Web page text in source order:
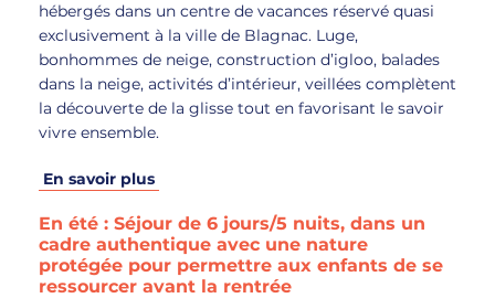
hébergés dans un centre de vacances réservé quasi
exclusivement à la ville de Blagnac. Luge,
bonhommes de neige, construction d’igloo, balades
dans la neige, activités d’intérieur, veillées complètent
la découverte de la glisse tout en favorisant le savoir
vivre ensemble.
En savoir plus
En été : Séjour de 6 jours/5 nuits, dans un
cadre authentique avec une nature
protégée pour permettre aux enfants de se
ressourcer avant la rentrée